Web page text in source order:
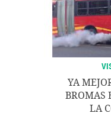
YA
BROMAS
LA